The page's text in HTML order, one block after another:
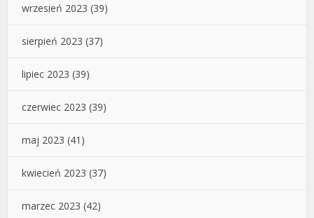
wrzesień 2023 (39)
sierpień 2023 (37)
lipiec 2023 (39)
czerwiec 2023 (39)
maj 2023 (41)
kwiecień 2023 (37)
marzec 2023 (42)